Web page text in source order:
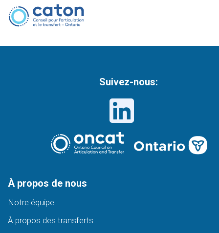
Suivez-nous:
À propos de nous
Notre équipe
À propos des transferts